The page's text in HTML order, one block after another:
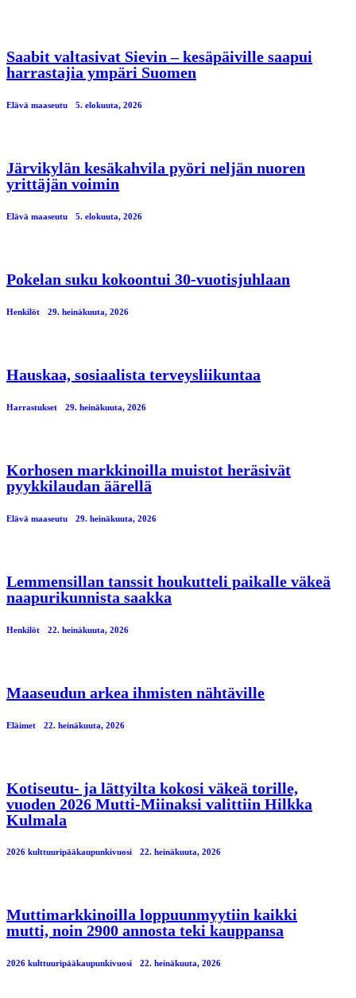
Saabit valtasivat Sievin – kesäpäiville saapui
harrastajia ympäri Suomen
Elävä maaseutu 5. elokuuta, 2026
Järvikylän kesäkahvila pyöri neljän nuoren
yrittäjän voimin
Elävä maaseutu 5. elokuuta, 2026
Pokelan suku kokoontui 30-vuotisjuhlaan
Henkilöt 29. heinäkuuta, 2026
Hauskaa, sosiaalista terveysliikuntaa
Harrastukset 29. heinäkuuta, 2026
Korhosen markkinoilla muistot heräsivät
pyykkilaudan äärellä
Elävä maaseutu 29. heinäkuuta, 2026
Lemmensillan tanssit houkutteli paikalle väkeä
naapurikunnista saakka
Henkilöt 22. heinäkuuta, 2026
Maaseudun arkea ihmisten nähtäville
Eläimet 22. heinäkuuta, 2026
Kotiseutu- ja lättyilta kokosi väkeä torille,
vuoden 2026 Mutti-Miinaksi valittiin Hilkka
Kulmala
2026 kulttuuripääkaupunkivuosi 22. heinäkuuta, 2026
Muttimarkkinoilla loppuunmyytiin kaikki
mutti, noin 2900 annosta teki kauppansa
2026 kulttuuripääkaupunkivuosi 22. heinäkuuta, 2026